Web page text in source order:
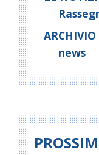
ARCHIVIO
news